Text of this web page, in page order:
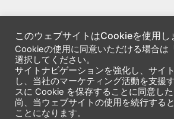
このウェブサイトはCookieを使用し
Cookieの使用に同意いただける場合は
選択してください。
サイトナビゲーションを強化し、サイ
し、当社のマーケティング活動を支援
スに Cookie を保存することに同意した
尚、当ウェブサイトの使用を続行する
ことになります。